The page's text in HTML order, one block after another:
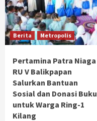
Berita Metropolis
Pertamina Patra Niaga
RU V Balikpapan
Salurkan Bantuan
Sosial dan Donasi Buku
untuk Warga Ring-1
Kilang